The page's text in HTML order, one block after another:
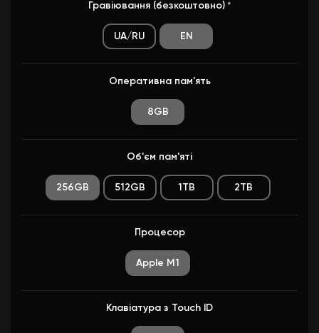
Гравіювання (безкоштовно) *
UA/RU EN
Оперативна пам'ять
8GB
Об'єм пам'яті
256GB 512GB 1TB 2TB
Процесор
Apple M1
Клавіатура з Touch ID